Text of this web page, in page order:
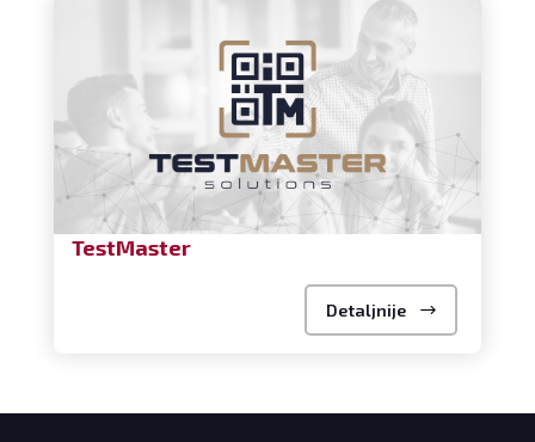
TestMaster
Detaljnije